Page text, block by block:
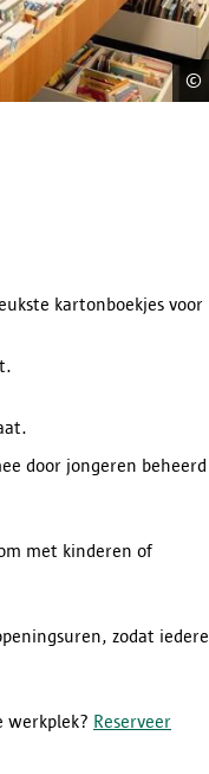
©
kartonboekjes voor
door jongeren beheerd
met kinderen of
zodat iedere
werkplek? Reserveer